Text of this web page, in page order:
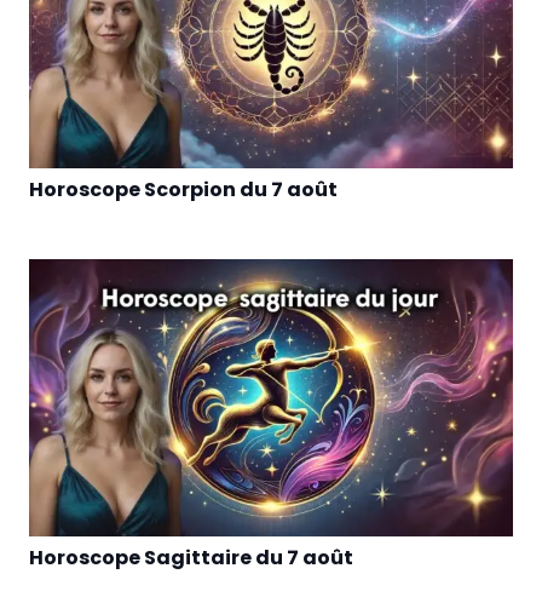
Horoscope Scorpion du 7 août
Horoscope Sagittaire du 7 août